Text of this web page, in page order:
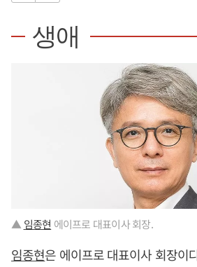
생애
▲ 임종현 에이프로 대표이사 회장.
임종현은 에이프로 대표이사 회장이